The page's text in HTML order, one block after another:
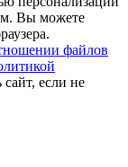
Вы можете
файлов
если не